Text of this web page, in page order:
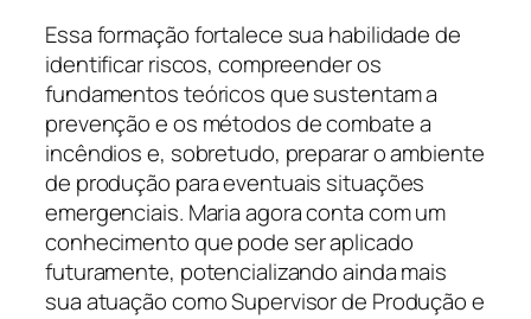
Essa formação fortalece sua habilidade de
identificar riscos, compreender os
fundamentos teóricos que sustentam a
prevenção e os métodos de combate a
incêndios e, sobretudo, preparar o ambiente
de produção para eventuais situações
emergenciais. Maria agora conta com um
conhecimento que pode ser aplicado
futuramente, potencializando ainda mais
sua atuação como Supervisor de Produção e